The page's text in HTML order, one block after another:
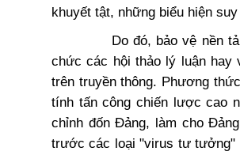
khuyết tật, những biểu hiện
Do đó, bảo vệ nền tảng
chức các hội thảo lý luận hay
trên truyền thông. Phương
tính tấn công chiến lược cao
chỉnh đốn Đảng, làm cho
trước các loại "virus tư tưởng"